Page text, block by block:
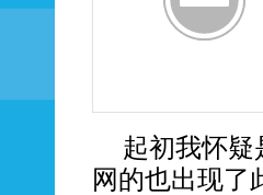
起初我怀疑
网的也出现了